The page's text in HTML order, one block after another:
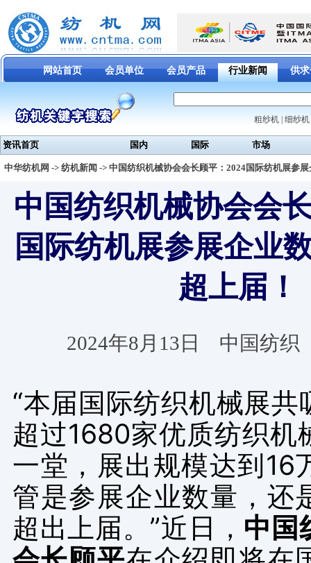
网站首页 会员单位 会员产品 行业新闻 供
粗纱机 细纱机
资讯首页 国内 国际 市场
中华纺机网 -> 纺机新闻 -> 中国纺织机械协会会长顾平：2024国际纺机展参
中国纺织机械协会会
国际纺机展参展企业
超上届！
2024年8月13日 中国纺
“本届国际纺织机械展共
超过1680家优质纺织机
一堂，展出规模达到16
管是参展企业数量，还
超出上届。”近日， 中国